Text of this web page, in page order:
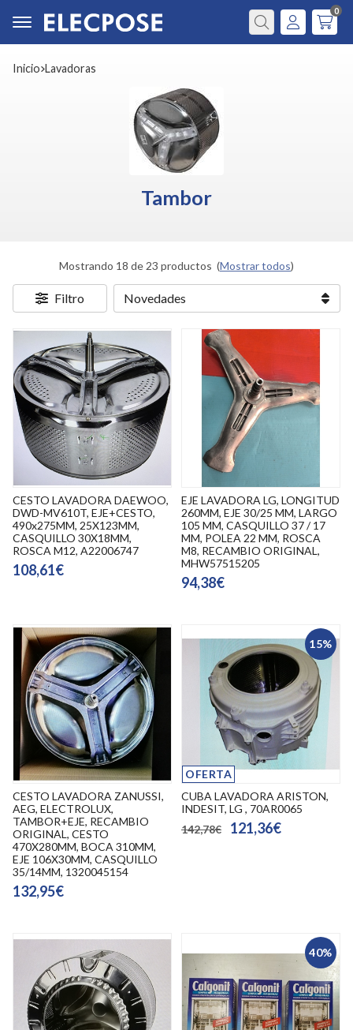
Buscar
0
Inicio lavadoras
Tambor
Mostrando 18 de 23 productos (Mostrar todos)
Filtro
CESTO LAVADORA DAEWOO,
DWD-MV610T, EJE+CESTO,
490x275MM, 25X123MM,
CASQUILLO 30X18MM,
ROSCA M12, A22006747
108,61€
EJE LAVADORA LG, LONGITUD
260MM, EJE 30/25 MM, LARGO
105 MM, CASQUILLO 37 / 17
MM, POLEA 22 MM, ROSCA
M8, RECAMBIO ORIGINAL,
MHW57515205
94,38€
CESTO LAVADORA ZANUSSI,
AEG, ELECTROLUX,
TAMBOR+EJE, RECAMBIO
ORIGINAL, CESTO
470X280MM, BOCA 310MM,
EJE 106X30MM, CASQUILLO
35/14MM, 1320045154
132,95€
15%
OFERTA
CUBA LAVADORA ARISTON,
INDESIT, LG , 70AR0065
142,78€
121,36€
40%